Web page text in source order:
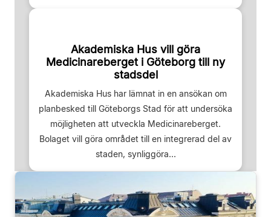
Akademiska Hus vill göra
Medicinareberget i Göteborg till ny
stadsdel
Akademiska Hus har lämnat in en ansökan om
planbesked till Göteborgs Stad för att undersöka
möjligheten att utveckla Medicinareberget.
Bolaget vill göra området till en integrerad del av
staden, synliggöra...